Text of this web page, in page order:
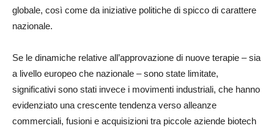
globale, così come da iniziative politiche di spicco di carattere
nazionale.
Se le dinamiche relative all’approvazione di nuove terapie – sia
a livello europeo che nazionale – sono state limitate,
significativi sono stati invece i movimenti industriali, che hanno
evidenziato una crescente tendenza verso alleanze
commerciali, fusioni e acquisizioni tra piccole aziende biotech